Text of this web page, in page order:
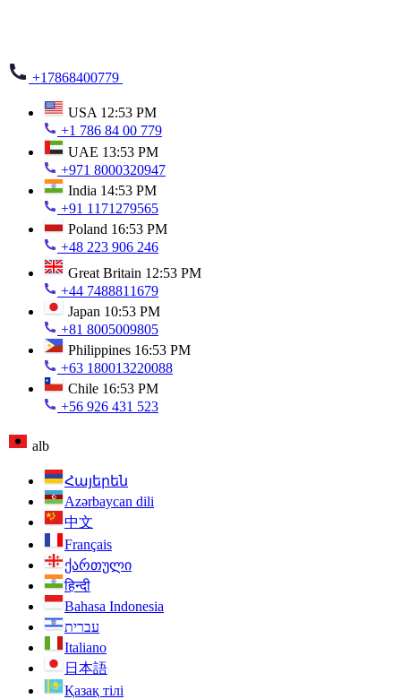
+17868400779
USA 12:53 PM
+1 786 84 00 779
UAE 13:53 PM
+971 8000320947
India 14:53 PM
+91 1171279565
Poland 16:53 PM
+48 223 906 246
Great Britain 12:53 PM
+44 7488811679
Japan 10:53 PM
+81 8005009805
Philippines 16:53 PM
+63 180013220088
Chile 16:53 PM
+56 926 431 523
alb
Հայերեն
Azərbaycan dili
中文
Français
ქართული
हिन्दी
Bahasa Indonesia
עברית
Italiano
日本語
Қазақ тілі